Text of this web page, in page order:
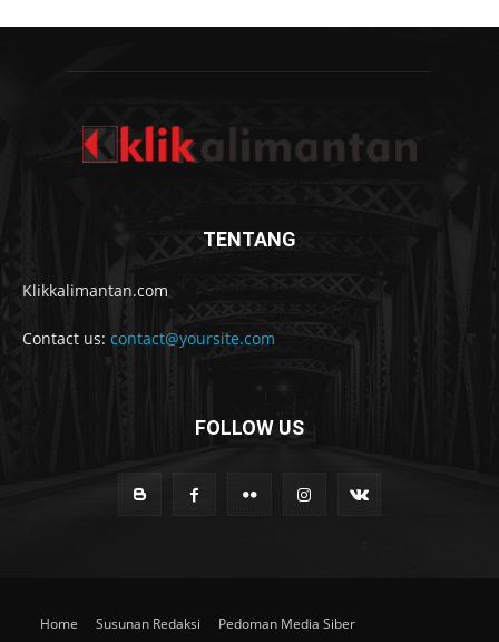
TENTANG
Klikkalimantan.com
Contact us: contact@yoursite.com
FOLLOW US
Home Susunan Redaksi
Pedoman Media Siber